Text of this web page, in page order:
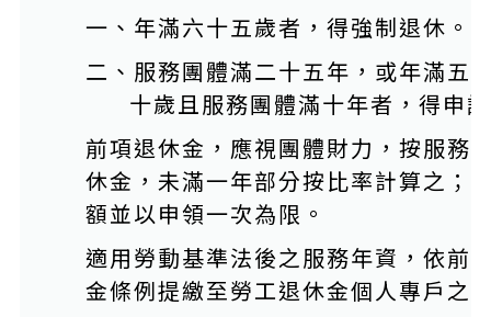
一、年滿六十五歲者，得強制退休。
二、服務團體滿二十五年，或年滿五
十歲且服務團體滿十年者，得申
前項退休金，應視團體財力，按服務
休金，未滿一年部分按比率計算之；
額並以申領一次為限。
適用勞動基準法後之服務年資，依前
金條例提繳至勞工退休金個人專戶之